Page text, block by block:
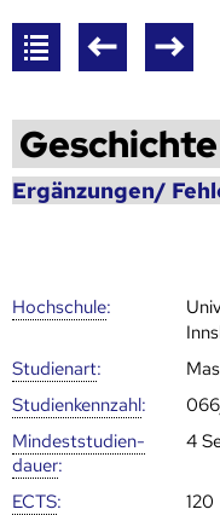
Geschichte
Ergänzungen/
Hoch­schule:
Studienart:
Studien­kenn­zahl:
Mindest­studien­
dauer:
4
ECTS:
120